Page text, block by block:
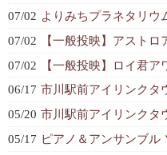
07/02 よりみちプラネタリウ
07/02
【一般投映】アストロ
07/02
【一般投映】ロイ君ア
06/17 市川駅前アイリンクタ
05/20 市川駅前アイリンクタ
05/17 ピアノ＆アンサンブル